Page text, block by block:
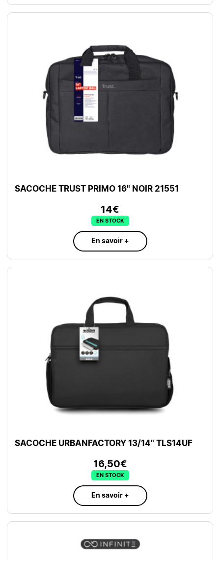
SACOCHE TRUST PRIMO 16" NOIR 21551
14€
EN STOCK
En savoir +
SACOCHE URBANFACTORY 13/14" TLS14UF
16,50€
EN STOCK
En savoir +